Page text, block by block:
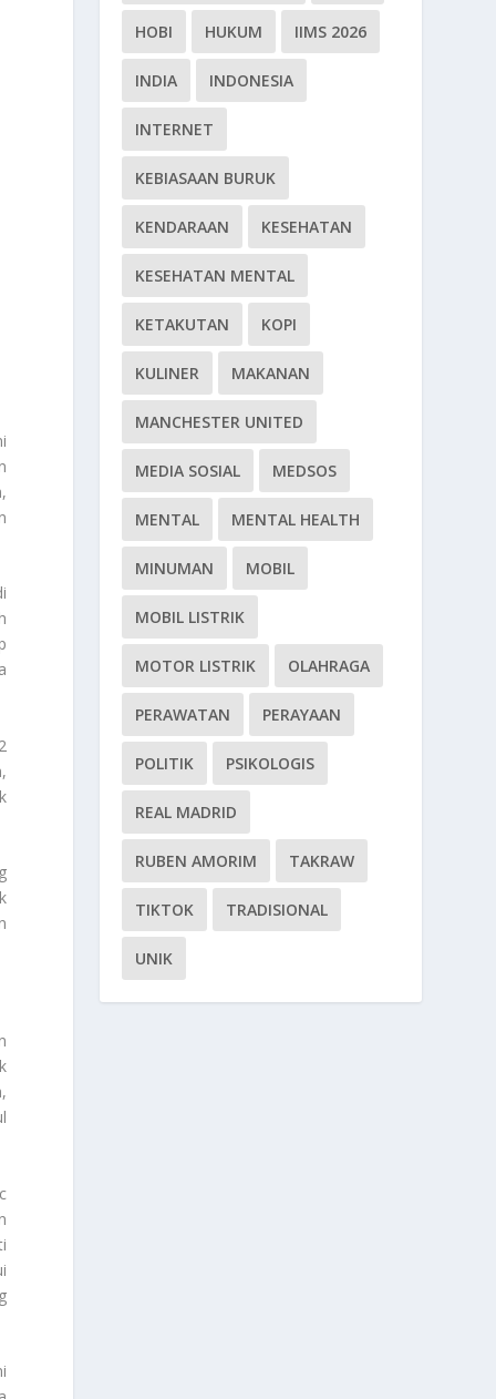
HOBI HUKUM IIMS 2026
INDIA INDONESIA
INTERNET
KEBIASAAN BURUK
KENDARAAN KESEHATAN
KESEHATAN MENTAL
KETAKUTAN KOPI
KULINER MAKANAN
MANCHESTER UNITED
MEDIA SOSIAL MEDSOS
MENTAL MENTAL HEALTH
MINUMAN MOBIL
MOBIL LISTRIK
MOTOR LISTRIK OLAHRAGA
PERAWATAN PERAYAAN
POLITIK PSIKOLOGIS
REAL MADRID
RUBEN AMORIM TAKRAW
TIKTOK TRADISIONAL
UNIK